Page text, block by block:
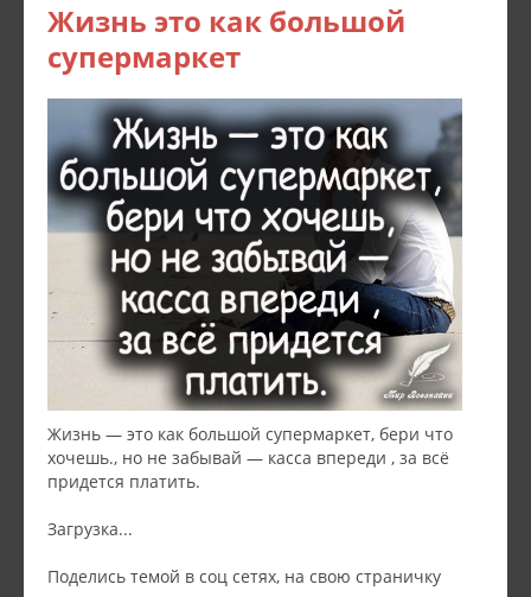
Жизнь это как большой
супермаркет
Жизнь — это как большой супермаркет, бери что
хочешь., но не забывай — касса впереди , за всё
придется платить.
Загрузка...
Поделись темой в соц сетях, на свою страничку